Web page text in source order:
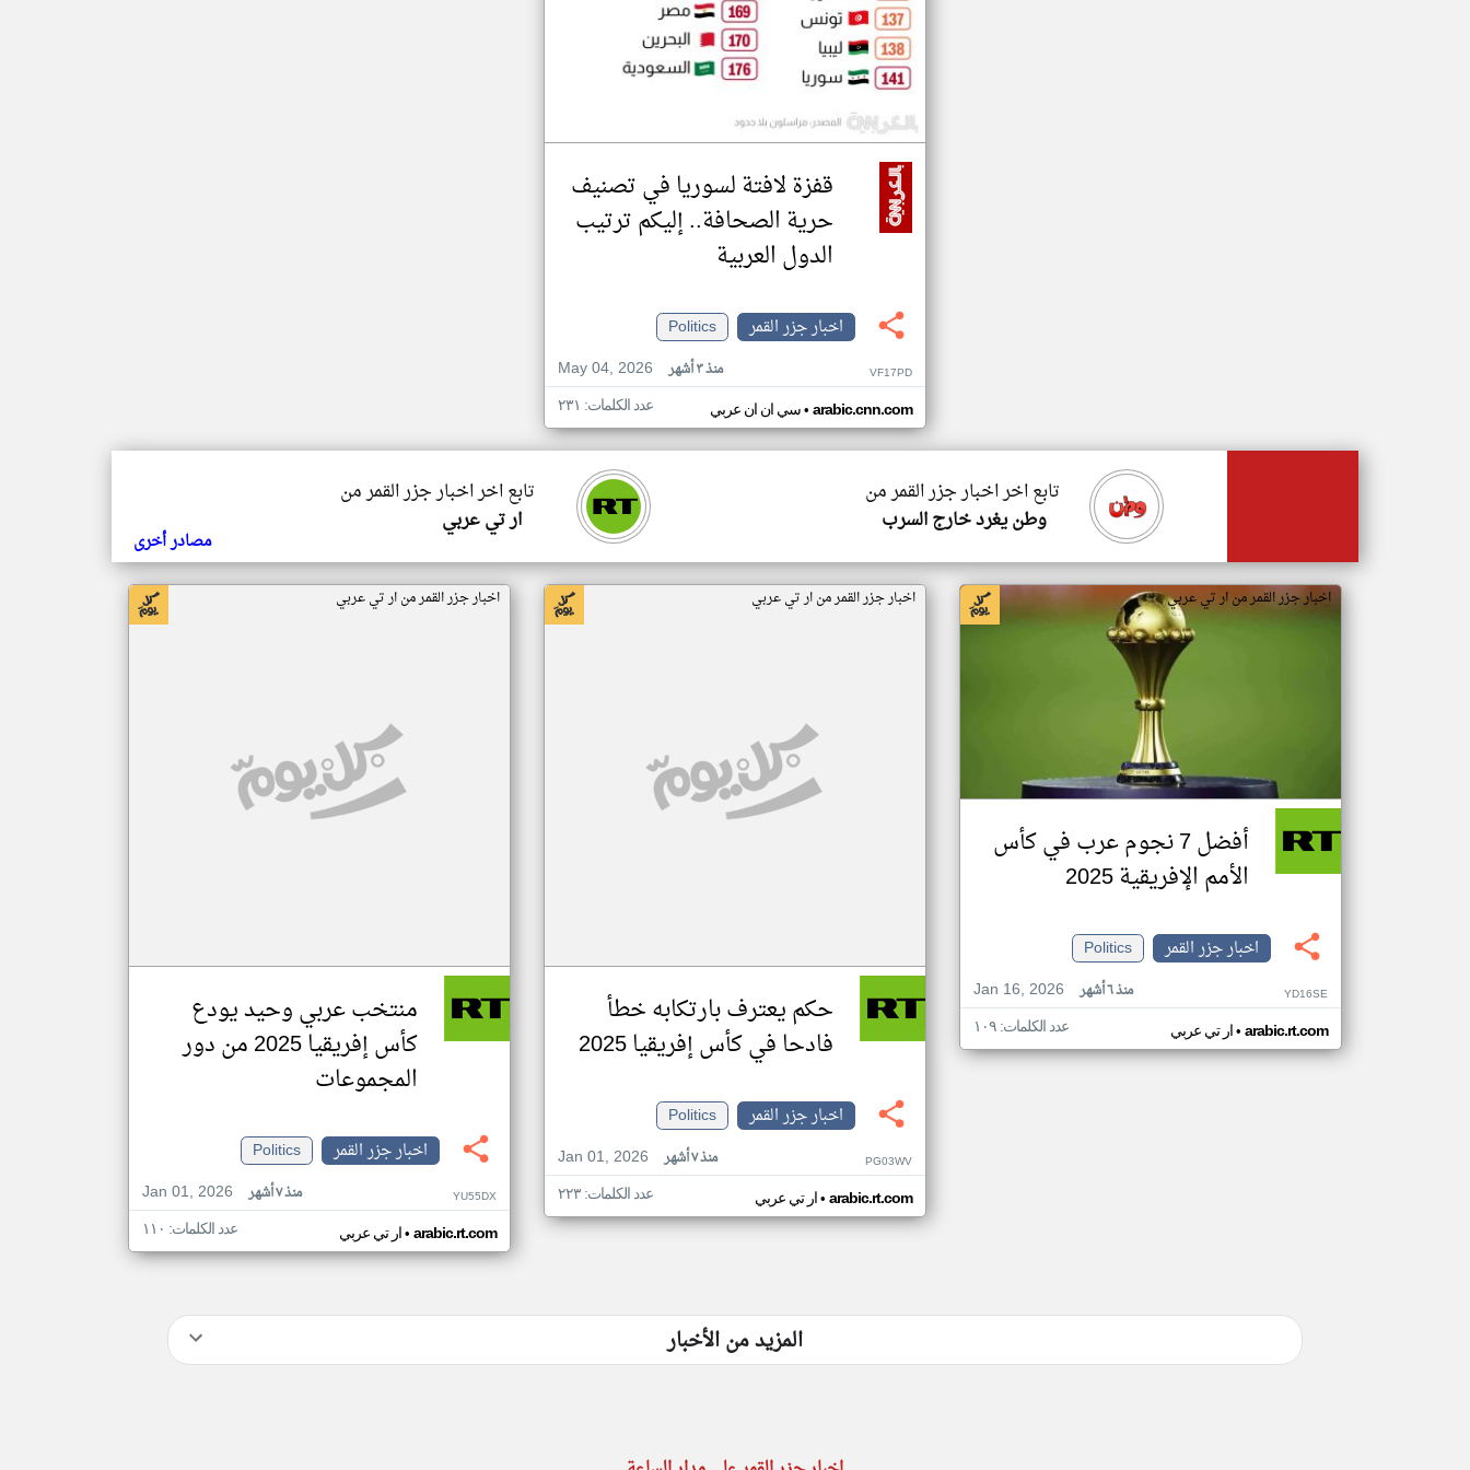
قفزة لافتة لسوريا في تصنيف
حرية الصحافة.. إليكم ترتيب
الدول العربية
اخبار جزر القمر
Politics
May 04, 2026
منذ ٣ أشهر VF17PD
سي ان ان عربي• arabic.cnn.com عدد الكلمات: ٢٣١
تابع اخر اخبار جزر القمر من
ار تي عربي
تابع اخر اخبار جزر القمر من
وطن يغرد خارج السرب
مصادر أخرى
اخبار جزر القمر من ار تي عربي
أفضل 7 نجوم عرب في كأس
الأمم الإفريقية 2025
اخبار جزر القمر
Politics
Jan 16, 2026
منذ ٦ أشهر YD16SE
ار تي عربي• arabic.rt.com عدد الكلمات: ١٠٩
اخبار جزر القمر من ار تي عربي
حكم يعترف بارتكابه خطأ
فادحا في كأس إفريقيا 2025
اخبار جزر القمر
Politics
Jan 01, 2026
منذ ٧ أشهر PG03WV
ار تي عربي• arabic.rt.com عدد الكلمات: ٢٢٣
اخبار جزر القمر من ار تي عربي
منتخب عربي وحيد يودع
كأس إفريقيا 2025 من دور
المجموعات
اخبار جزر القمر
Politics
Jan 01, 2026
منذ ٧ أشهر YU55DX
ار تي عربي• arabic.rt.com عدد الكلمات: ١١٠
المزيد من الأخبار